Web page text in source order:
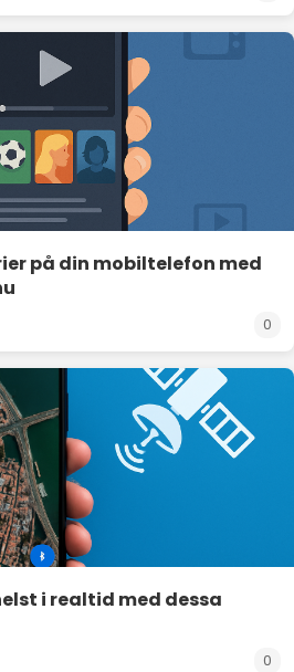
på din mobiltelefon med
0
i realtid med dessa
0